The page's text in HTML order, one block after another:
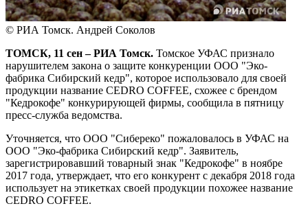
© РИА Томск. Андрей Соколов
ТОМСК, 11 сен – РИА Томск. Томское УФАС признало
нарушителем закона о защите конкуренции ООО "Эко-
фабрика Сибирский кедр", которое использовало для своей
продукции название CEDRO COFFEE, схожее с брендом
"Кедрокофе" конкурирующей фирмы, сообщила в пятницу
пресс-служба ведомства.
Уточняется, что ООО "Сибереко" пожаловалось в УФАС на
ООО "Эко-фабрика Сибирский кедр". Заявитель,
зарегистрировавший товарный знак "Кедрокофе" в ноябре
2017 года, утверждает, что его конкурент с декабря 2018 года
использует на этикетках своей продукции похожее название
CEDRO COFFEE.